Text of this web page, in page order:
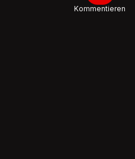
Kommentieren